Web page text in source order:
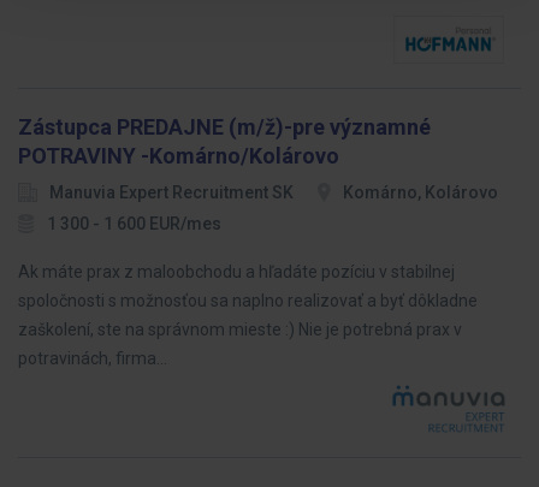
Zástupca PREDAJNE (m/ž)-pre významné
POTRAVINY -Komárno/Kolárovo
Manuvia Expert Recruitment SK
Komárno, Kolárovo
1 300 - 1 600 EUR/mes
Ak máte prax z maloobchodu a hľadáte pozíciu v stabilnej
spoločnosti s možnosťou sa naplno realizovať a byť dôkladne
zaškolení, ste na správnom mieste :) Nie je potrebná prax v
potravinách, firma…